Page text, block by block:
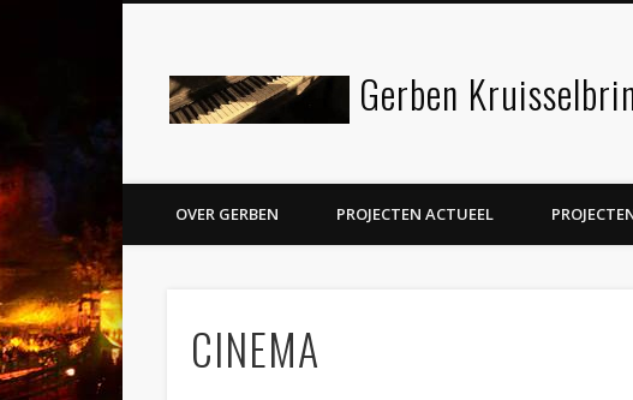
Gerben
LinkedIn
OVER GERBEN PROJECTEN ACTUEEL
CINEMA